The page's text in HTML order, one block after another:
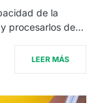
de la
procesarlos de…
LEER MÁS